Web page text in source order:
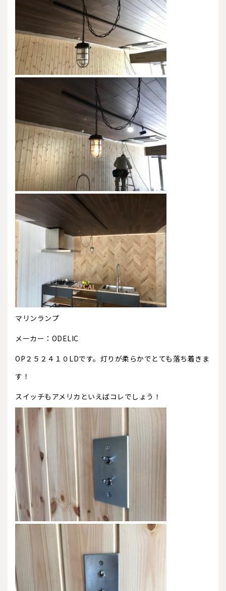
マリンランプ
メーカー：ODELIC
OP２５２４１０LDです。灯りが柔らかでとても落ち着きま
す！
スイッチもアメリカといえばコレでしょう！